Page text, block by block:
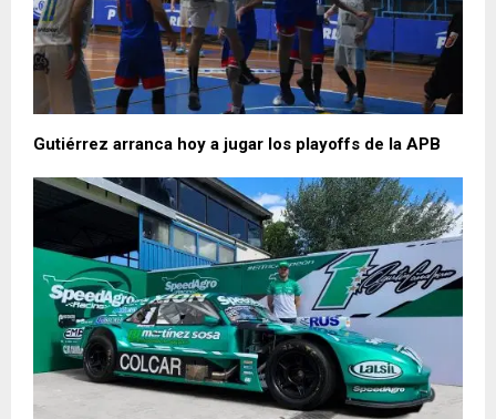
Gutiérrez arranca hoy a jugar los playoffs de la APB